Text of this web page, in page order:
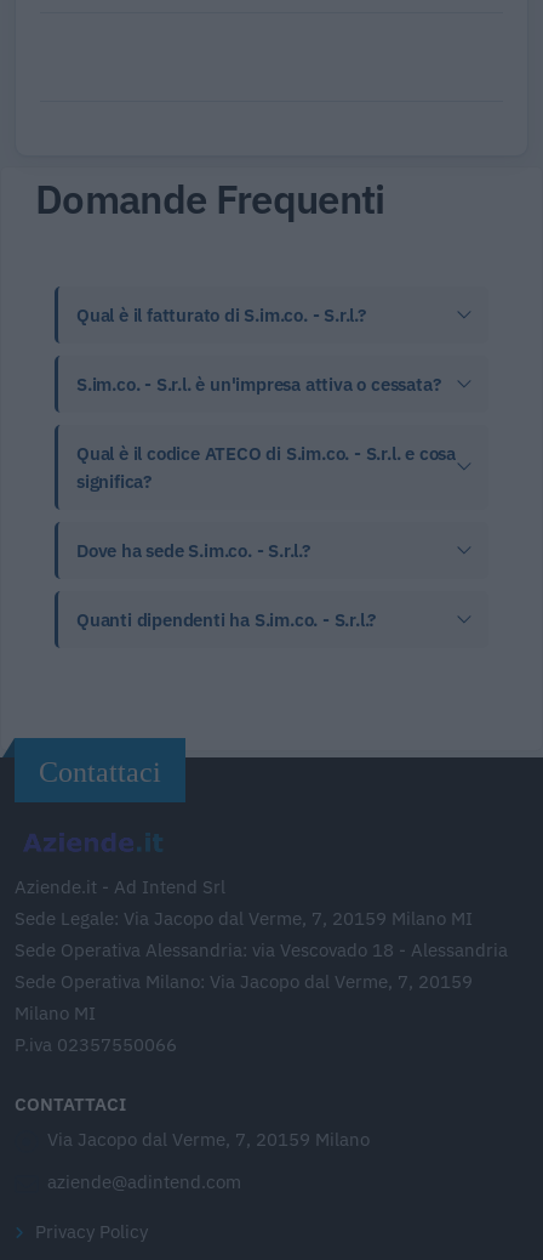
Domande Frequenti
Qual è il fatturato di S.im.co. - S.r.l.?
S.im.co. - S.r.l. è un'impresa attiva o cessata?
Qual è il codice ATECO di S.im.co. - S.r.l. e cosa
significa?
Dove ha sede S.im.co. - S.r.l.?
Quanti dipendenti ha S.im.co. - S.r.l.?
Contattaci
Aziende.it - Ad Intend Srl
Sede Legale: Via Jacopo dal Verme, 7, 20159 Milano MI
Sede Operativa Alessandria: via Vescovado 18 - Alessandria
Sede Operativa Milano: Via Jacopo dal Verme, 7, 20159
Milano MI
P.iva 02357550066
CONTATTACI
Via Jacopo dal Verme, 7, 20159 Milano
aziende@adintend.com
Privacy Policy